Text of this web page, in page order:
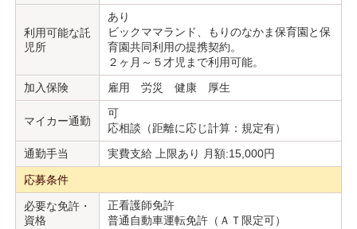
利用可能な託
児所
あり
ビックママランド、もりのなかま保育園と保
育園共同利用の提携契約。
２ヶ月～５才児まで利用可能。
加入保険
雇用 労災 健康 厚生
マイカー通勤
可
応相談（距離に応じ計算：規定有）
通勤手当
実費支給 上限あり 月額:15,000円
応募条件
必要な免許・
資格
正看護師免許
普通自動車運転免許（ＡＴ限定可）